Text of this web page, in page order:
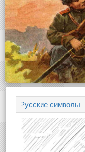
Русские символы